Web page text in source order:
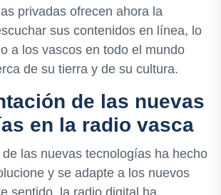
privadas ofrecen ahora la
sus contenidos en línea, lo
a los vascos en todo el mundo
de su tierra y de su cultura.
de las nuevas
en la radio vasca
las nuevas tecnologías ha hecho
y se adapte a los nuevos